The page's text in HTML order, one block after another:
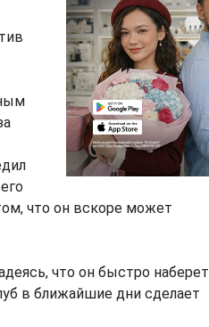
что он вскоре может
что он быстро наберет
в ближайшие дни сделает